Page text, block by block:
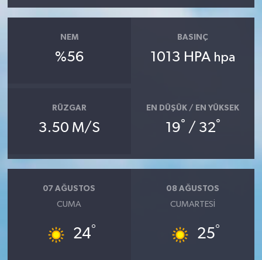
NEM
%56
BASINÇ
1013 HPA hpa
RÜZGAR
3.50 M/S
EN DÜŞÜK / EN YÜKSEK
19° / 32°
07 AĞUSTOS
CUMA
24°
08 AĞUSTOS
CUMARTESI
25°